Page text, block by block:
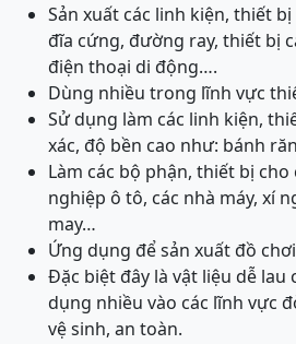
Sản xuất các linh kiện, thiết
đĩa cứng, đường ray, thiết bị
điện thoại di động….
Dùng nhiều trong lĩnh vực
Sử dụng làm các linh kiện,
xác, độ bền cao như: bánh
Làm các bộ phận, thiết bị
nghiệp ô tô, các nhà máy, xí
may…
Ứng dụng để sản xuất đồ
Đặc biệt đây là vật liệu dễ lau
dụng nhiều vào các lĩnh vực
vệ sinh, an toàn.